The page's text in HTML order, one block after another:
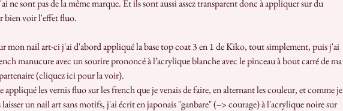
ne sont pas de la même marque. Et ils sont aussi assez transparent donc à appliquer sur du
bien voir l'effet fluo.
manucure avec un sourire prononcé à l’acrylique blanche avec le pinceau à bout carré de ma
(cliquez ici pour la voir).
laisser un nail art sans motifs, j'ai écrit en japonais "ganbare" (--> courage) à l'acrylique noire sur